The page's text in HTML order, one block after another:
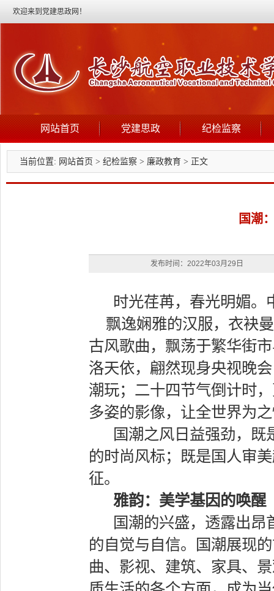
欢迎来到党建思政网！
网站首页 党建思政 纪检监察
当前位置: 网站首页 > 纪检监察 > 廉政教育 > 正文
国潮
发布时间：2022年03月29日
时光荏苒，春光明媚。
飘逸娴雅的汉服，衣袂
古风歌曲，飘荡于繁华街
洛天依，翩然现身央视晚
潮玩；二十四节气倒计时
多姿的影像，让全世界为
国潮之风日益强劲，既
的时尚风标；既是国人审
征。
雅韵：美学基因的唤醒
国潮的兴盛，透露出昂
的自觉与自信。国潮展现
曲、影视、建筑、家具、